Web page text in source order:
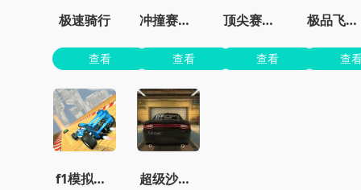
极速骑行
查看
冲撞赛车3最新版
查看
顶尖赛车手
查看
极品飞车手游正版
查
f1模拟器手机版 超级沙辛汽车手游